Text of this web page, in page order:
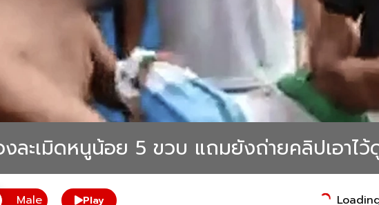
ละเมิดหนูน้อย 5 ขวบ แถมยังถ่ายคลิปเอาไว้
Play